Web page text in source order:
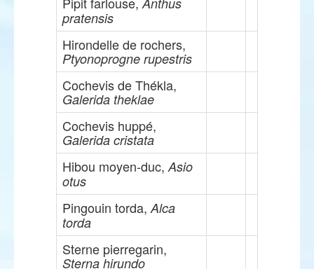
pratensis
Hirondelle de rochers,
Ptyonoprogne rupestris
Cochevis de Thékla,
Galerida theklae
Cochevis huppé,
Galerida cristata
Hibou moyen-duc, Asio
otus
Pingouin torda, Alca
torda
Sterne pierregarin,
Sterna hirundo